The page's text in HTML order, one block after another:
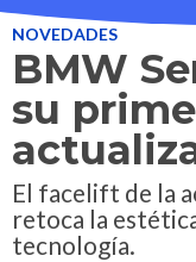
NOVEDADES
BMW
su
El facelift de la
retoca la
tecnología.